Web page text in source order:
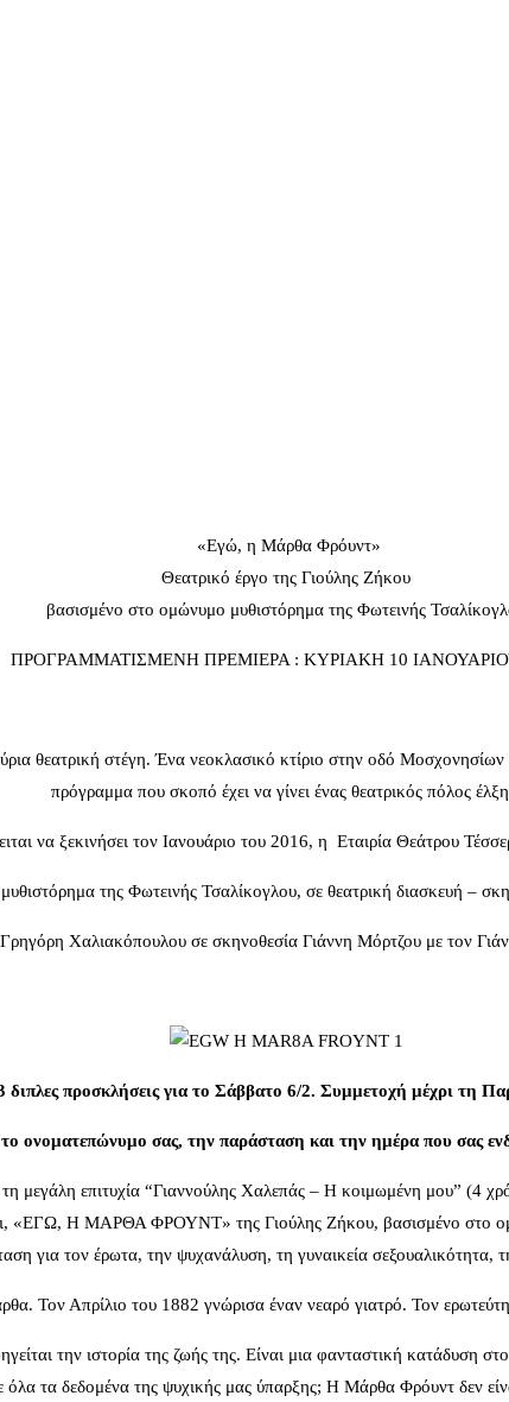
«Εγώ, η Μάρθα Φρόυντ»
Θεατρικό έργο της Γιούλης Ζήκου
βασισμένο στο ομώνυμο μυθιστόρημα της Φωτεινής
ΠΡΟΓΡΑΜΜΑΤΙΣΜΕΝΗ ΠΡΕΜΙΕΡΑ : ΚΥΡΙΑΚΗ 10
θεατρική στέγη. Ένα νεοκλασικό κτίριο στην οδό
πρόγραμμα που σκοπό έχει να γίνει ένας θεατρικός πόλος
να ξεκινήσει τον Ιανουάριο του 2016, η Εταιρία Θεάτρου
της Φωτεινής Τσαλίκογλου, σε θεατρική διασκευή –
Γρηγόρη Χαλιακόπουλου σε σκηνοθεσία Γιάννη Μόρτζου με τον
διπλες προσκλήσεις για το Σάββατο 6/2. Συμμετοχή μέχρι τη
ονοματεπώνυμο σας, την παράσταση και την ημέρα που σας
μεγάλη επιτυχία “Γιαννούλης Χαλεπάς – Η κοιμωμένη μου” (4
«ΕΓΩ, Η ΜΑΡΘΑ ΦΡΟΥΝΤ» της Γιούλης Ζήκου, βασισμένο στο
για τον έρωτα, την ψυχανάλυση, τη γυναικεία σεξουαλικότητα,
Τον Απρίλιο του 1882 γνώρισα έναν νεαρό γιατρό. Τον
την ιστορία της ζωής της. Είναι μια φανταστική κατάδυση
τα δεδομένα της ψυχικής μας ύπαρξης; Η Μάρθα Φρόυντ δεν